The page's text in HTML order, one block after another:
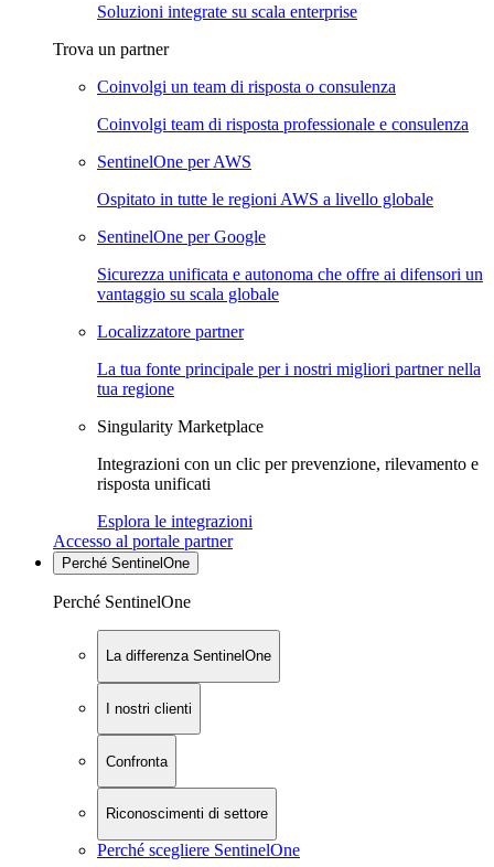
Soluzioni integrate su scala enterprise
Trova un partner
Coinvolgi un team di risposta o consulenza
Coinvolgi team di risposta professionale e consulenza
SentinelOne per AWS
Ospitato in tutte le regioni AWS a livello globale
SentinelOne per Google
Sicurezza unificata e autonoma che offre ai difensori un
vantaggio su scala globale
Localizzatore partner
La tua fonte principale per i nostri migliori partner nella
tua regione
Singularity Marketplace
Integrazioni con un clic per prevenzione, rilevamento e
risposta unificati
Esplora le integrazioni
Accesso al portale partner
Perché SentinelOne
Perché SentinelOne
La differenza SentinelOne
I nostri clienti
Confronta
Riconoscimenti di settore
Perché scegliere SentinelOne